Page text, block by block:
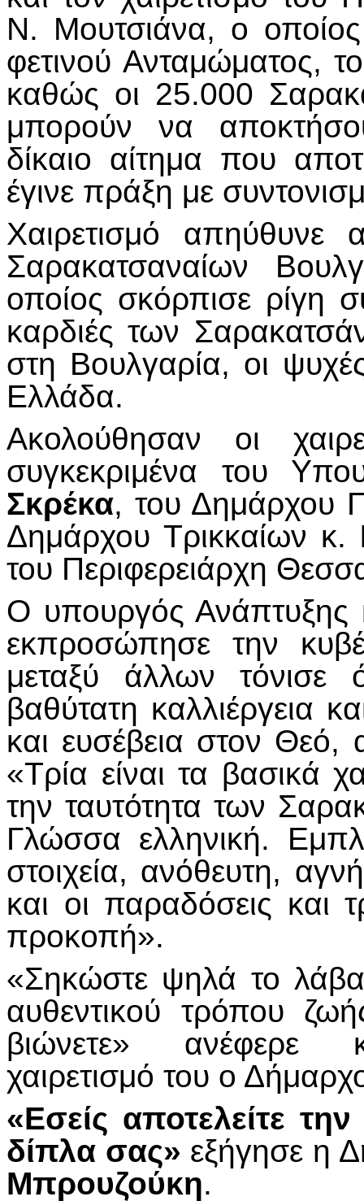
Ν. Μουτσιάνα, ο οποίος
φετινού Ανταμώματος,
καθώς οι 25.000
μπορούν να
δίκαιο αίτημα που
έγινε πράξη με
Χαιρετισμό
Σαρακατσαναίων
οποίος σκόρπισε ρίγη
καρδιές των
στη Βουλγαρία, οι
Ελλάδα.
Ακολούθησαν οι
συγκεκριμένα του
Σκρέκα, του Δημάρχου
Δημάρχου Τρικκαίων κ.
του Περιφερειάρχη
Ο υπουργός Ανάπτυξης
εκπροσώπησε την
μεταξύ άλλων τόνισε
βαθύτατη καλλιέργεια
και ευσέβεια στον Θεό,
«Τρία είναι τα βασικά
την ταυτότητα των
Γλώσσα ελληνική.
στοιχεία, ανόθευτη,
και οι παραδόσεις και
προκοπή».
«Σηκώστε ψηλά το
αυθεντικού τρόπου
βιώνετε» ανέφερε
χαιρετισμό του ο
«Εσείς αποτελείτε
δίπλα σας» εξήγησε η
Μπρουζούκη.